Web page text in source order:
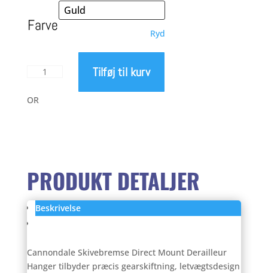
349,00 kr.
399,00 kr.
Farve Ryd
FramesAndGear
for
Tilføj til kurv
OR
PRODUKT DETALJER
Beskrivelse
Cannondale Skivebremse Direct Mount Derailleur
Hanger tilbyder præcis gearskiftning, letvægtsdesign